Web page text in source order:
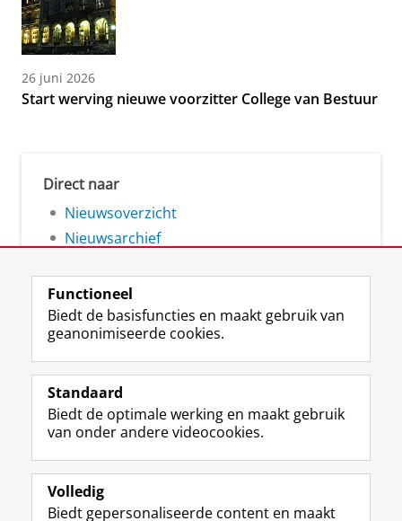
26 juni 2026
Start werving nieuwe voorzitter College van Bestuur
Direct naar
Nieuwsoverzicht
Nieuwsarchief
Volg de RUG
F
a
e
b
o
p
L
i
k
e
I
-
R
S
-
f
e
R
I
n
t
r
m
Y
o
T
e
k
Studiekiezers
Alumni
Functioneel
Biedt de basisfuncties en maakt gebruik van
geanonimiseerde cookies.
Standaard
Biedt de optimale werking en maakt gebruik
van onder andere videocookies.
Volledig
Biedt gepersonaliseerde content en maakt